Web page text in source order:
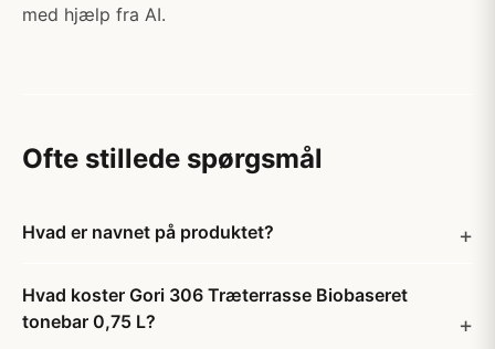
med hjælp fra AI.
Ofte stillede spørgsmål
Hvad er navnet på produktet?
Hvad koster Gori 306 Træterrasse Biobaseret
tonebar 0,75 L?